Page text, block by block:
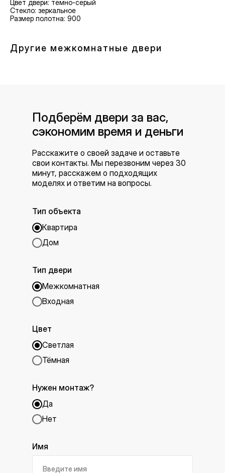
Цвет двери: темно-серый
Стекло: зеркальное
Размер полотна: 900
Другие межкомнатные двери
Тип объекта
Квартира
Дом
Тип двери
Межкомнатная
Входная
Цвет
Светлая
Тёмная
Нужен монтаж?
Да
Нет
Имя
Расскажите о своей задаче и оставьте
свои контакты. Мы перезвоним через 30
минут, расскажем о подходящих
моделях и ответим на вопросы.
Подберём двери за вас,
сэкономим время и деньги